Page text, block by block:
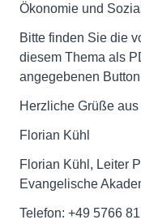
Ökonomie und
Bitte finden Sie die
diesem Thema als
angegebenen
Herzliche Grüße
Florian Kühl
Florian Kühl, Leiter
Evangelische
Telefon: +49 5766